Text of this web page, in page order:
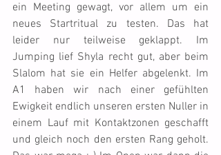
ein Meeting gewagt, vor allem um ein
neues Startritual zu testen. Das hat
leider nur teilweise geklappt. Im
Jumping lief Shyla recht gut, aber beim
Slalom hat sie ein Helfer abgelenkt. Im
A1 haben wir nach einer gefühlten
Ewigkeit endlich unseren ersten Nuller in
einem Lauf mit Kontaktzonen geschafft
und gleich noch den ersten Rang geholt.